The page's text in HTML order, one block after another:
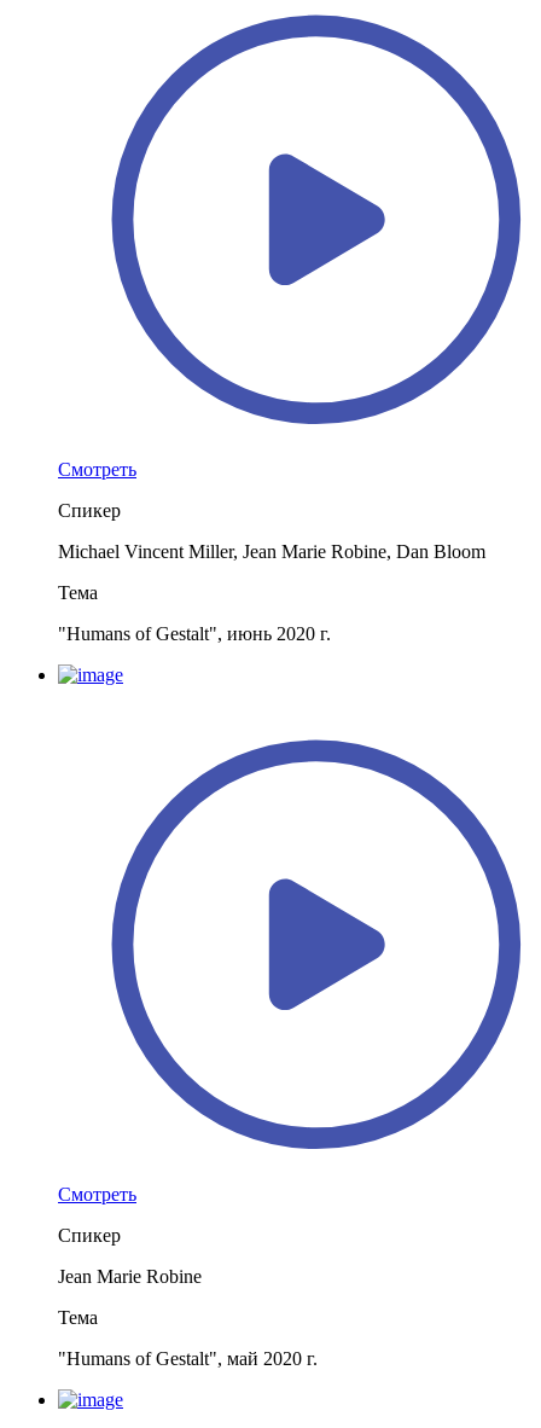
Смотреть
Спикер
Michael Vincent Miller, Jean Marie Robine, Dan Bloom
Тема
"Humans of Gestalt", июнь 2020 г.
Смотреть
Спикер
Jean Marie Robine
Тема
"Humans of Gestalt", май 2020 г.